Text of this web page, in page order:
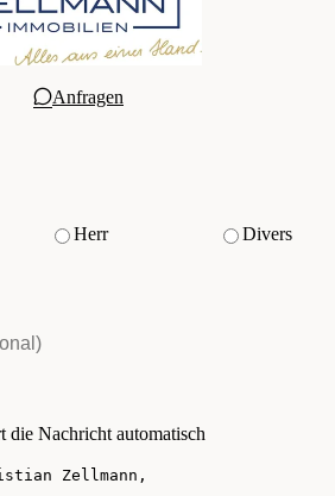
Anfragen
Herr
Divers
Nachricht automatisch